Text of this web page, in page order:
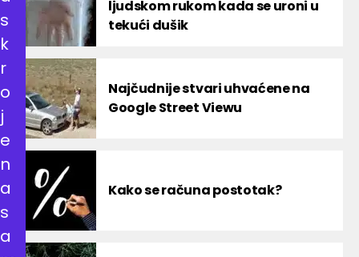
ljudskom rukom kada se uroni u
tekući dušik
Najčudnije stvari uhvaćene na
Google Street Viewu
Kako se računa postotak?
s
k
r
o
j
e
n
a
s
a